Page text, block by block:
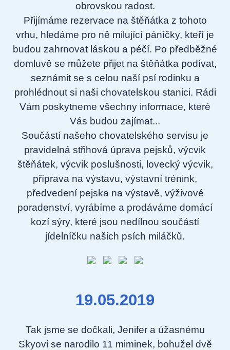
obrovskou radost.
Přijímáme rezervace na štěňátka z tohoto
vrhu, hledáme pro ně milující páníčky, kteří je
budou zahrnovat láskou a péčí. Po předběžné
domluvě se můžete přijet na štěňátka podívat,
seznámit se s celou naší psí rodinku a
prohlédnout si naši chovatelskou stanici. Rádi
Vám poskytneme všechny informace, které
Vás budou zajímat...
Součástí našeho chovatelského servisu je
pravidelná střihová úprava pejsků, výcvik
štěňátek, výcvik poslušnosti, lovecký výcvik,
příprava na výstavu, výstavní trénink,
předvedení pejska na výstavě, výživové
poradenství, vyrábíme a prodáváme domácí
kozí sýry, které jsou nedílnou součástí
jídelníčku našich psích miláčků.
19.05.2019
Tak jsme se dočkali, Jenifer a úžasnému
Skyovi se narodilo 11 miminek, bohužel dvě